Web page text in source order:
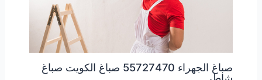
صباغ الجهراء 55727470 صباغ الكويت صباغ